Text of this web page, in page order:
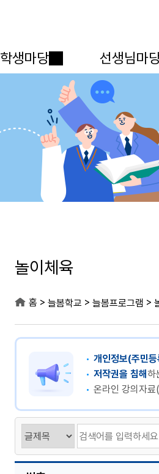
학생마당 선생님마
놀이체육
홈 > 늘봄학교 > 늘봄프로그램 >
개인정보(주민
저작권을 침해하
온라인 강의자